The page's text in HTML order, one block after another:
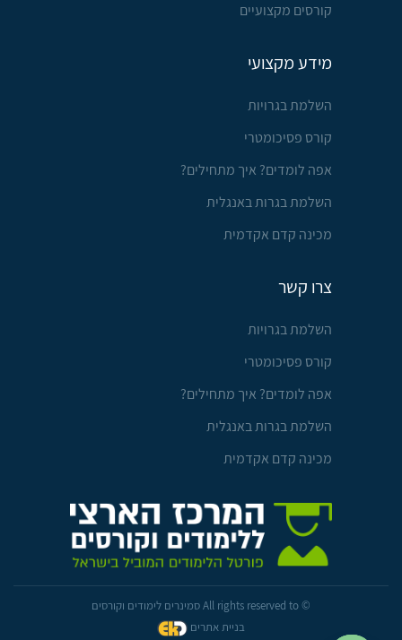
קורסים מקצועיים
מידע מקצועי
השלמת בגרויות
קורס פסיכומטרי
אפה לומדים? איך מתחילים?
השלמת בגרות באנגלית
מכינה קדם אקדמית
צרו קשר
השלמת בגרויות
קורס פסיכומטרי
אפה לומדים? איך מתחילים?
השלמת בגרות באנגלית
מכינה קדם אקדמית
© All rights reserved to סמינרים לימודים וקורסים
בניית אתרים